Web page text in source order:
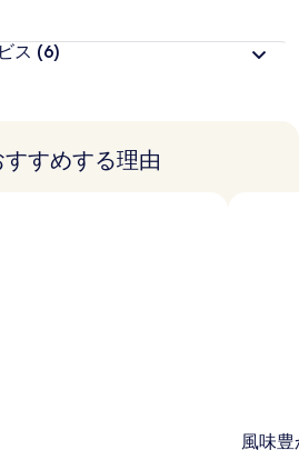
ス (6)
すめする理由
風味